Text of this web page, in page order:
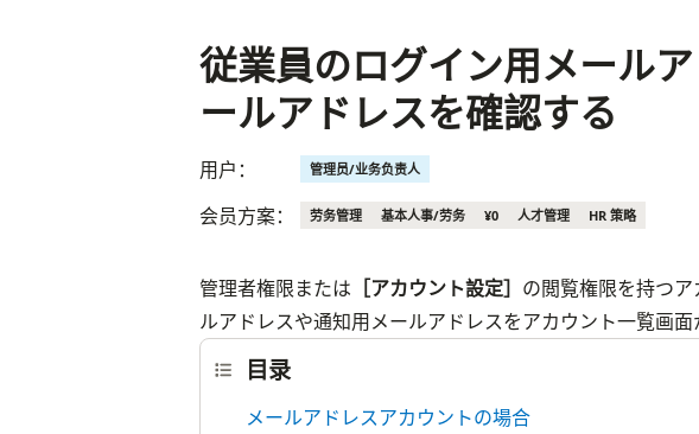
従業員のログイン用メール
ールアドレスを確認する
用户： 管理员/业务负责人
会员方案： 劳务管理 基本人事/劳务 ¥0 人才管理 HR 策略
管理者権限または ［アカウント設定］ の閲覧権限を持つ
ルアドレスや通知用メールアドレスをアカウント一覧画面
目录
メールアドレスアカウントの場合